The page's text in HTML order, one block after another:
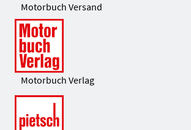
Motorbuch Versand
Motorbuch Verlag